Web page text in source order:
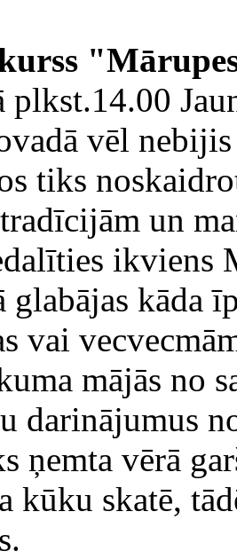
plkst.14.00
vēl
tiks
un
ikviens
kāda
vai
mājās no
darinājumus
ņemta vērā
kūku skatē,